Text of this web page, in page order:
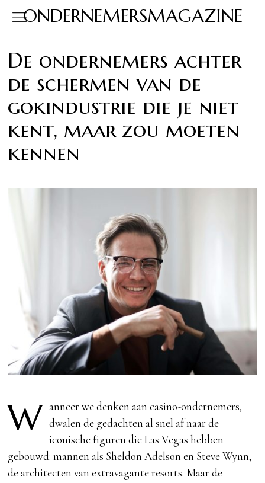
ONDERNEMERSMAGAZINE
De ondernemers achter
de schermen van de
gokindustrie die je niet
kent, maar zou moeten
kennen
W anneer we denken aan casino-ondernemers,
dwalen de gedachten al snel af naar de
iconische figuren die Las Vegas hebben
gebouwd: mannen als Sheldon Adelson en Steve Wynn,
de architecten van extravagante resorts. Maar de